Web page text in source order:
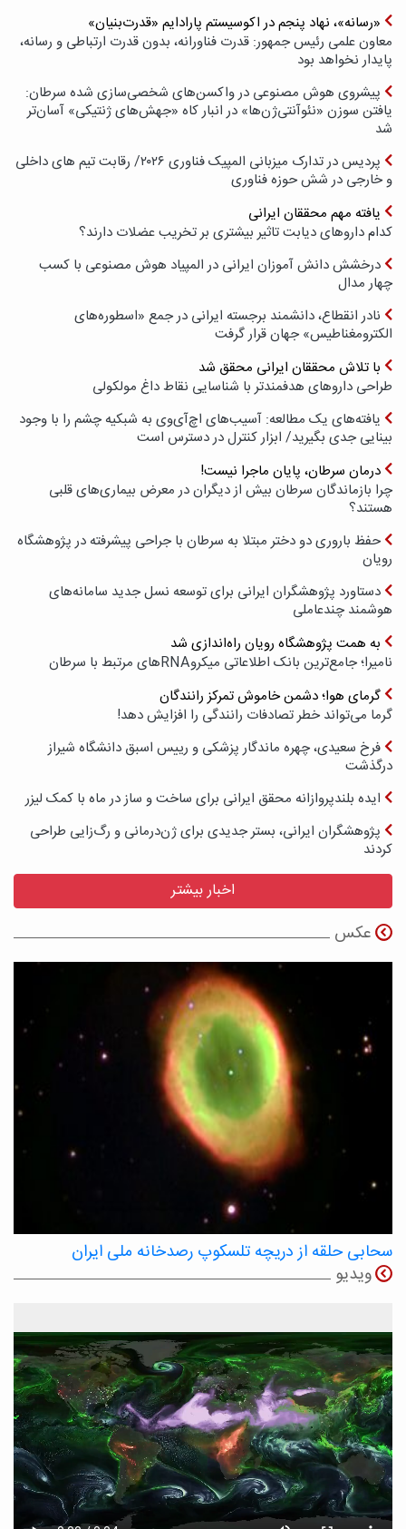
«رسانه»، نهاد پنجم در اکوسیستم پارادایم «قدرت‌بنیان»
معاون علمی رئیس جمهور: قدرت فناورانه، بدون قدرت ارتباطی و رسانه،
پایدار نخواهد بود
پیشروی هوش مصنوعی در واکسن‌های شخصی‌سازی شده سرطان:
یافتن سوزن «نئوآنتی‌ژن‌ها» در انبار کاه «جهش‌های ژنتیکی» آسان‌تر
شد
پردیس در تدارک میزبانی المپیک فناوری ۲۰۲۶/ رقابت تیم های داخلی
و خارجی در شش حوزه فناوری
یافته مهم محققان ایرانی
کدام داروهای دیابت تاثیر بیشتری بر تخریب عضلات دارند؟
درخشش دانش آموزان ایرانی در المپیاد هوش مصنوعی با کسب
چهار مدال
نادر انقطاع، دانشمند برجسته ایرانی در جمع «اسطوره‌های
الکترومغناطیس» جهان قرار گرفت
با تلاش محققان ایرانی محقق شد
طراحی داروهای هدفمندتر با شناسایی نقاط داغ مولکولی
یافته‌های یک مطالعه: آسیب‌های اچ‌آی‌وی به شبکیه چشم را با وجود
بینایی جدی بگیرید/ ابزار کنترل در دسترس است
درمان سرطان، پایان ماجرا نیست!
چرا بازماندگان سرطان بیش از دیگران در معرض بیماری‌های قلبی
هستند؟
حفظ باروری دو دختر مبتلا به سرطان با جراحی پیشرفته در پژوهشگاه
رویان
دستاورد پژوهشگران ایرانی برای توسعه نسل جدید سامانه‌های
هوشمند چندعاملی
به همت پژوهشگاه رویان راه‌اندازی شد
نامیرا؛ جامع‌ترین بانک اطلاعاتی میکروRNAهای مرتبط با سرطان
گرمای هوا؛ دشمن خاموش تمرکز رانندگان
گرما می‌تواند خطر تصادفات رانندگی را افزایش دهد!
فرخ سعیدی، چهره ماندگار پزشکی و رییس اسبق دانشگاه شیراز
درگذشت
ایده بلندپروازانه محقق ایرانی برای ساخت و ساز در ماه با کمک لیزر
پژوهشگران ایرانی، بستر جدیدی برای ژن‌درمانی و رگ‌زایی طراحی
کردند
اخبار بیشتر
عکس
سحابی حلقه از دریچه تلسکوپ رصدخانه ملی ایران
ویدیو